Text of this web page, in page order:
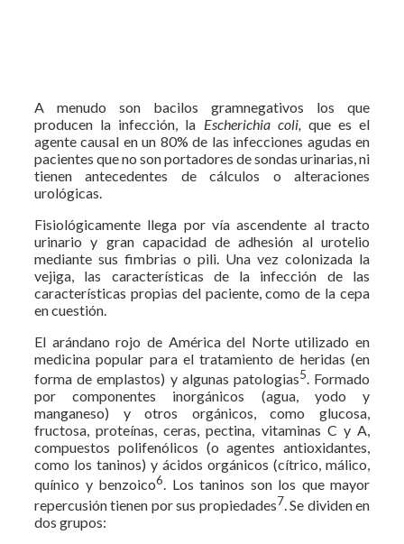
A menudo son bacilos gramnegativos los que
producen la infección, la Escherichia coli, que es el
agente causal en un 80% de las infecciones agudas en
pacientes que no son portadores de sondas urinarias, ni
tienen antecedentes de cálculos o alteraciones
urológicas.
Fisiológicamente llega por vía ascendente al tracto
urinario y gran capacidad de adhesión al urotelio
mediante sus fimbrias o pili. Una vez colonizada la
vejiga, las características de la infección de las
características propias del paciente, como de la cepa
en cuestión.
El arándano rojo de América del Norte utilizado en
medicina popular para el tratamiento de heridas (en
forma de emplastos) y algunas patologias5. Formado
por componentes inorgánicos (agua, yodo y
manganeso) y otros orgánicos, como glucosa,
fructosa, proteínas, ceras, pectina, vitaminas C y A,
compuestos polifenólicos (o agentes antioxidantes,
como los taninos) y ácidos orgánicos (cítrico, málico,
quínico y benzoico6. Los taninos son los que mayor
repercusión tienen por sus propiedades7. Se dividen en
dos grupos: